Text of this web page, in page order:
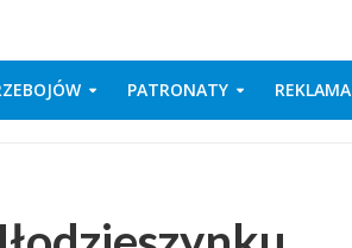
PATRONATY REKLAMA